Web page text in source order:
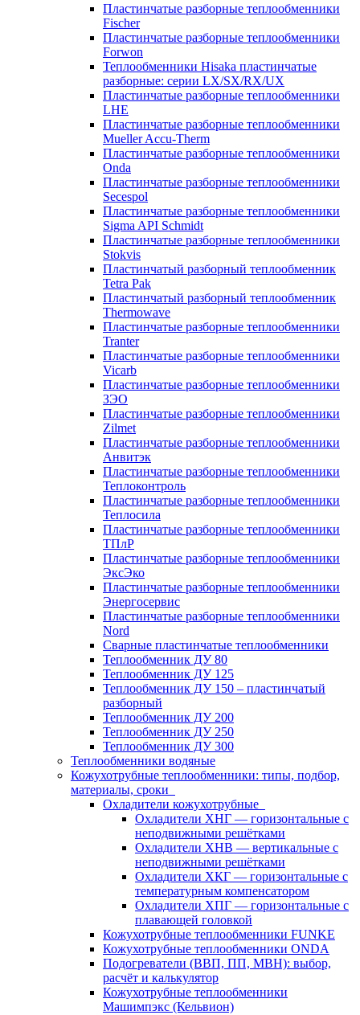
Пластинчатые разборные теплообменники
Fischer
Пластинчатые разборные теплообменники
Forwon
Теплообменники Hisaka пластинчатые
разборные: серии LX/SX/RX/UX
Пластинчатые разборные теплообменники
LHE
Пластинчатые разборные теплообменники
Mueller Accu-Therm
Пластинчатые разборные теплообменники
Onda
Пластинчатые разборные теплообменники
Secespol
Пластинчатые разборные теплообменники
Sigma API Schmidt
Пластинчатые разборные теплообменники
Stokvis
Пластинчатый разборный теплообменник
Tetra Pak
Пластинчатый разборный теплообменник
Thermowave
Пластинчатые разборные теплообменники
Tranter
Пластинчатые разборные теплообменники
Vicarb
Пластинчатые разборные теплообменники
ЗЭО
Пластинчатые разборные теплообменники
Zilmet
Пластинчатые разборные теплообменники
Анвитэк
Пластинчатые разборные теплообменники
Теплоконтроль
Пластинчатые разборные теплообменники
Теплосила
Пластинчатые разборные теплообменники
ТПлР
Пластинчатые разборные теплообменники
ЭксЭко
Пластинчатые разборные теплообменники
Энергосервис
Пластинчатые разборные теплообменники
Nord
Сварные пластинчатые теплообменники
Теплообменник ДУ 80
Теплообменник ДУ 125
Теплообменник ДУ 150 – пластинчатый
разборный
Теплообменник ДУ 200
Теплообменник ДУ 250
Теплообменник ДУ 300
Теплообменники водяные
Кожухотрубные теплообменники: типы, подбор,
материалы, сроки
Охладители кожухотрубные
Охладители ХНГ — горизонтальные с
неподвижными решётками
Охладители ХНВ — вертикальные с
неподвижными решётками
Охладители ХКГ — горизонтальные с
температурным компенсатором
Охладители ХПГ — горизонтальные с
плавающей головкой
Кожухотрубные теплообменники FUNKE
Кожухотрубные теплообменники ONDA
Подогреватели (ВВП, ПП, МВН): выбор,
расчёт и калькулятор
Кожухотрубные теплообменники
Машимпэкс (Кельвион)